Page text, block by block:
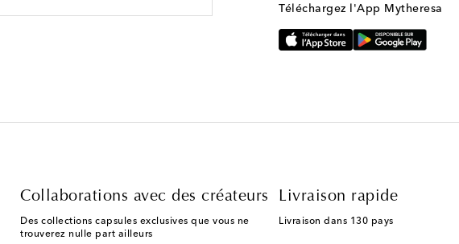
Téléchargez l'App Mytheresa
Collaborations avec des créateurs
Des collections capsules exclusives que vous ne
trouverez nulle part ailleurs
Livraison rapide
Livraison dans 130 pays